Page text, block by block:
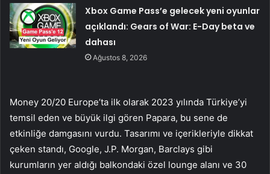
Xbox Game Pass’e gelecek yeni oyunlar
açıklandı: Gears of War: E-Day beta ve
dahası
Ağustos 8, 2026
Money 20/20 Europe’ta ilk olarak 2023 yılında Türkiye’yi
temsil eden ve büyük ilgi gören Papara, bu sene de
etkinliğe damgasını vurdu. Tasarımı ve içerikleriyle dikkat
çeken standı, Google, J.P. Morgan, Barclays gibi
kurumların yer aldığı balkondaki özel lounge alanı ve 30